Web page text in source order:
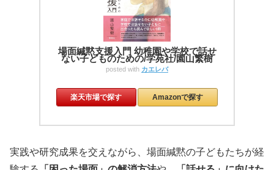
場面緘黙支援入門 幼稚園や学校で話せ
ない子どものための/学苑社/園山繁樹
posted with カエレバ
楽天市場で探す Amazonで探す
実践や研究成果を交えながら、場面緘黙の子どもたちが経